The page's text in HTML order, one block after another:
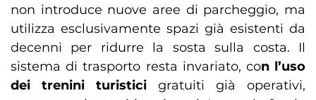
non introduce nuove aree di parcheggio, ma
utilizza esclusivamente spazi già esistenti da
decenni per ridurre la sosta sulla costa. Il
sistema di trasporto resta invariato, con l’uso
dei trenini turistici gratuiti già operativi,